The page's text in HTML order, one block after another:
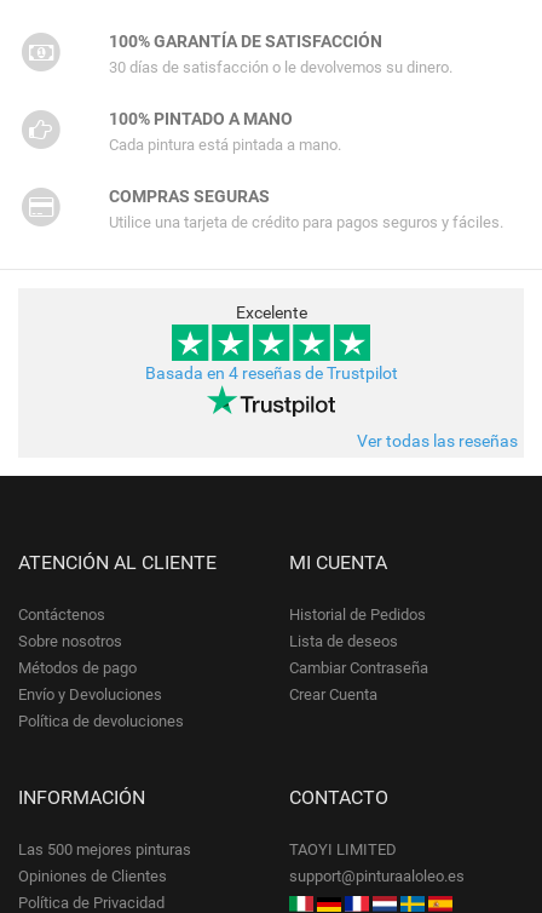
100% GARANTÍA DE SATISFACCIÓN
30 días de satisfacción o le devolvemos su dinero.
100% PINTADO A MANO
Cada pintura está pintada a mano.
COMPRAS SEGURAS
Utilice una tarjeta de crédito para pagos seguros y fáciles.
Excelente
Basada en 4 reseñas de Trustpilot
Ver todas las reseñas
ATENCIÓN AL CLIENTE
Contáctenos
Sobre nosotros
Métodos de pago
Envío y Devoluciones
Política de devoluciones
MI CUENTA
Historial de Pedidos
Lista de deseos
Cambiar Contraseña
Crear Cuenta
INFORMACIÓN
Las 500 mejores pinturas
Opiniones de Clientes
Política de Privacidad
CONTACTO
TAOYI LIMITED
support@pinturaaloleo.es